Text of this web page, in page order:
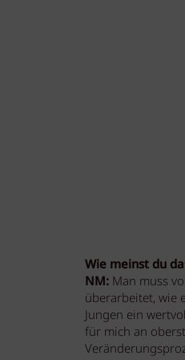
Wie meinst du
NM:Man muss
überarbeitet, wie
Jungen ein
für mich an